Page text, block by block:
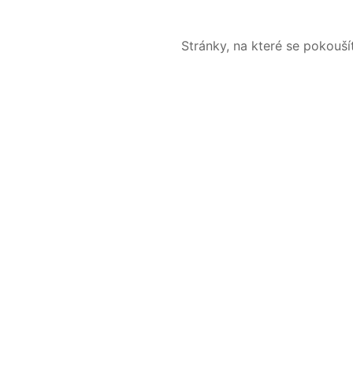
Stránky, na které se